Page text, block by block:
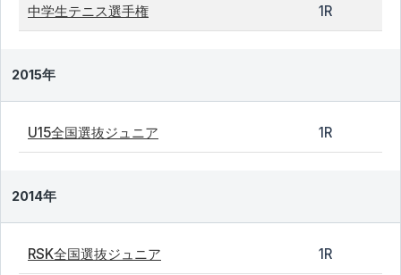
中学生テニス選手権 1R
2015年
U15全国選抜ジュニア 1R
2014年
RSK全国選抜ジュニア 1R